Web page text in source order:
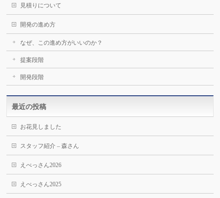
見積りについて
開発の進め方
なぜ、この進め方がいいのか？
提案段階
開発段階
最近の投稿
お花見しました
スタッフ紹介 – 森さん
えべっさん2026
えべっさん2025